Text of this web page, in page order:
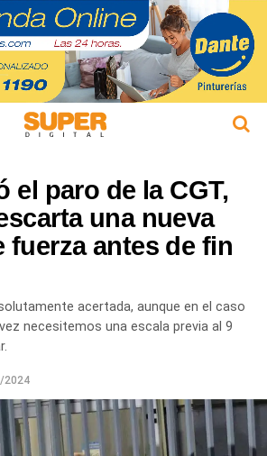
el paro de la CGT,
una nueva
fuerza antes de fin
acertada, aunque en el caso
necesitemos una escala previa al 9
2024